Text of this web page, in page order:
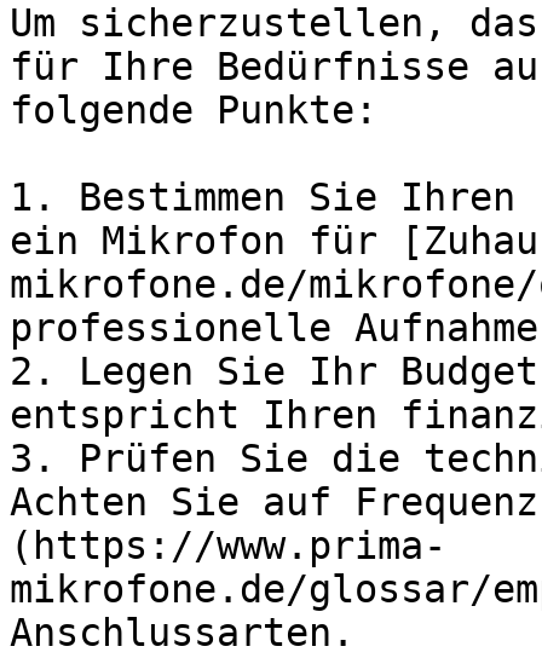
Um sicherzustellen,
für Ihre Bedürfnisse
folgende Punkte:
1. Bestimmen Sie Ihren
ein Mikrofon für
mikrofone.de/
professionelle
2. Legen Sie Ihr
entspricht Ihren
3. Prüfen Sie die
Achten Sie auf
(https://www.prima-
mikrofone.de/glossar/
Anschlussarten.